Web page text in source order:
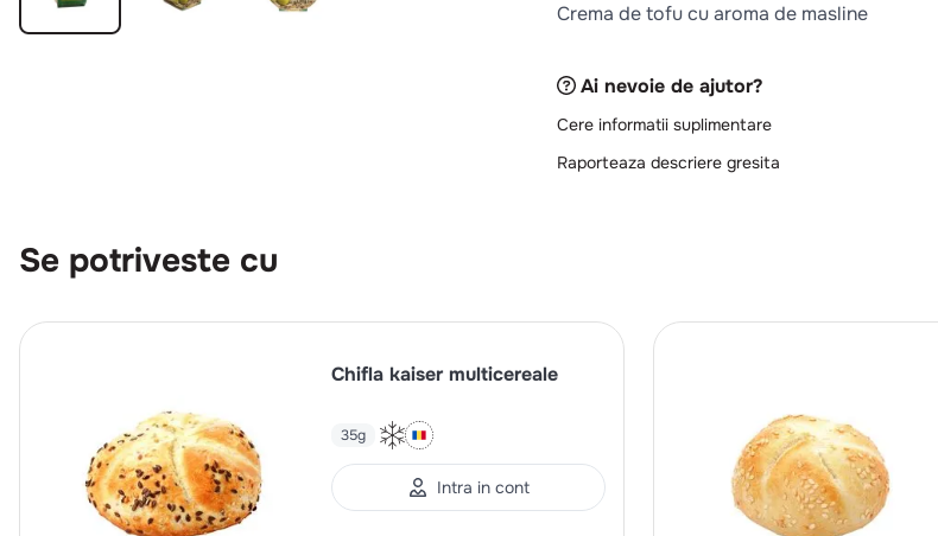
Crema de tofu cu aroma de masline
Ai nevoie de ajutor?
Cere informatii suplimentare
Raporteaza descriere gresita
Se potriveste cu
Chifla kaiser multicereale
35g
Intra in cont